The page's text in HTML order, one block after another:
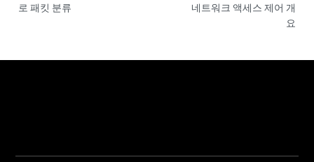
로 패킷 분류
네트워크 액세스 제어 개
요